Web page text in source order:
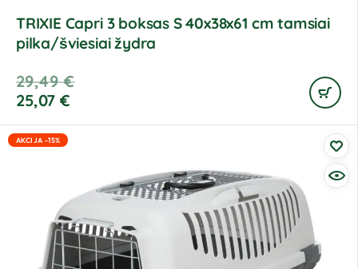
TRIXIE Capri 3 boksas S 40x38x61 cm tamsiai
pilka/šviesiai žydra
29,49€
25,07 €
AKCIJA -15%